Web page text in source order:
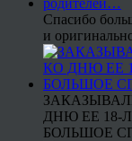
Спасибо
и
ДНЮ ЕЕ 18-
БОЛЬШОЕ